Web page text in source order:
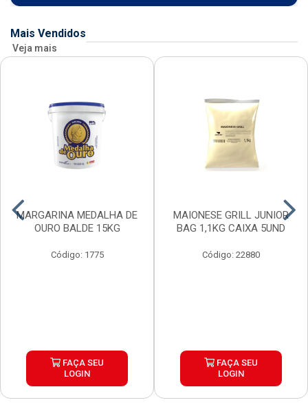
Mais Vendidos
Veja mais
MARGARINA MEDALHA DE
OURO BALDE 15KG
Código: 1775
FAÇA SEU
LOGIN
MAIONESE GRILL JUNIOR
BAG 1,1KG CAIXA 5UND
Código: 22880
FAÇA SEU
LOGIN